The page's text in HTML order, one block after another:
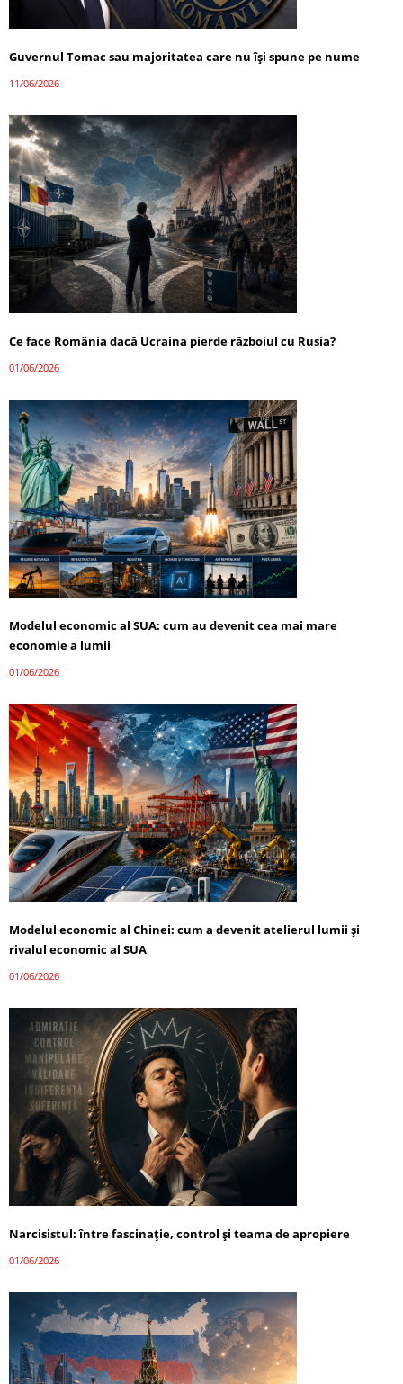
Guvernul Tomac sau majoritatea care nu își spune pe nume
11/06/2026
Ce face România dacă Ucraina pierde războiul cu Rusia?
01/06/2026
Modelul economic al SUA: cum au devenit cea mai mare
economie a lumii
01/06/2026
Modelul economic al Chinei: cum a devenit atelierul lumii și
rivalul economic al SUA
01/06/2026
Narcisistul: între fascinație, control și teama de apropiere
01/06/2026